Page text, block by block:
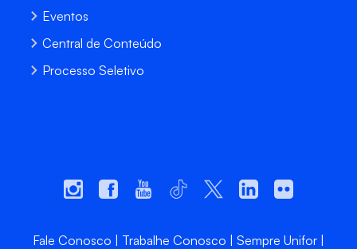
Eventos
Central de Conteúdo
Processo Seletivo
Fale Conosco Trabalhe Conosco
Sempre Unifor